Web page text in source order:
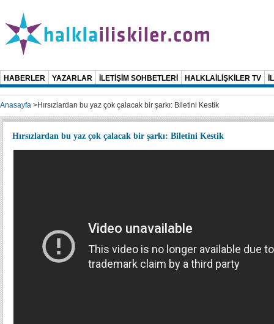
HABERLER YAZARLAR İLETİŞİM SOHBETLERİ HALKLAİLİŞKİLER TV
Anasayfa >Hırsızlardan bu yaz çok çalacak bir şarkı: Biletini Kestik
Hırsızlardan bu yaz çok çalacak bir şarkı: Biletini Kestik